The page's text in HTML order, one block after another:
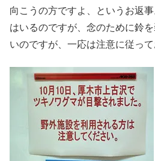
向こうの方ですよ、というお返
はいるのですが、念のために鈴
いのですが、一応は注意に従って